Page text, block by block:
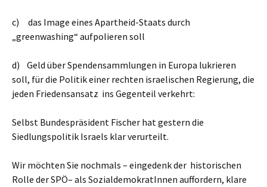
c) das Image eines Apartheid-Staats durch
„greenwashing“ aufpolieren soll
d) Geld über Spendensammlungen in Europa lukrieren
soll, für die Politik einer rechten israelischen Regierung, die
jeden Friedensansatz ins Gegenteil verkehrt:
Selbst Bundespräsident Fischer hat gestern die
Siedlungspolitik Israels klar verurteilt.
Wir möchten Sie nochmals – eingedenk der historischen
Rolle der SPÖ– als SozialdemokratInnen auffordern, klare